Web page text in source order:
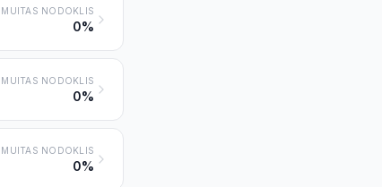
MUITAS NODOKLIS
0%
MUITAS NODOKLIS
0%
MUITAS NODOKLIS
0%